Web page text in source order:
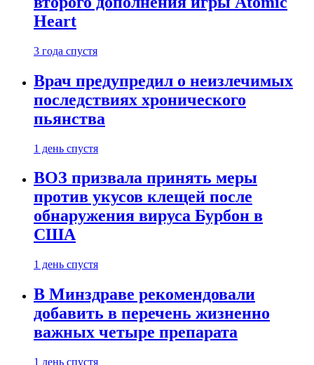
Heart
3 года спустя
Врач предупредил о неизлечимых
последствиях хронического
пьянства
1 день спустя
ВОЗ призвала принять меры
против укусов клещей после
обнаружения вируса Бурбон в
США
1 день спустя
В Минздраве рекомендовали
добавить в перечень жизненно
важных четыре препарата
1 день спустя